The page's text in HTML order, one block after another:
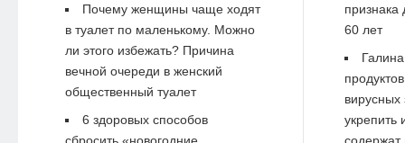
Почему женщины чаще ходят
в туалет по маленькому. Можно
ли этого избежать? Причина
вечной очереди в женский
общественный туалет
6 здоровых способов
60 лет
Галина
вирусных
укрепить